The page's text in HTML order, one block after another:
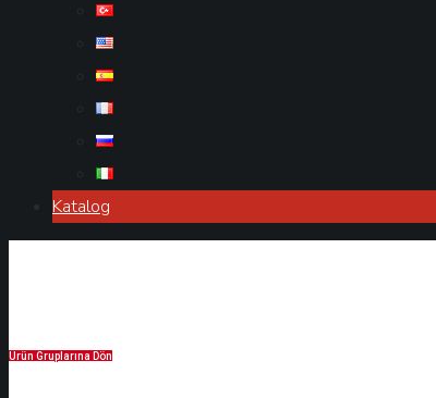
Katalog
Ürün Gruplarına Dön